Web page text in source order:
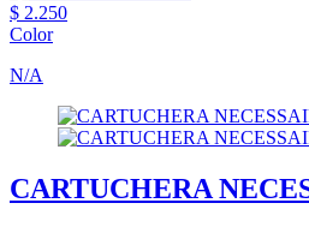
$ 2.250
Color
N/A
CARTUCHERA